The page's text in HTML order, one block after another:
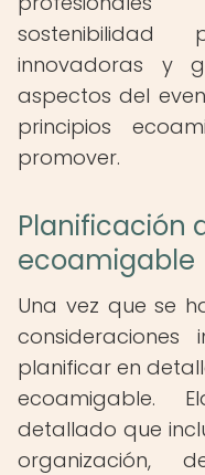
innovadoras y
aspectos del
principios
promover.
Planificación
ecoamigable
Una vez que se
planificar en
ecoamigable.
detallado que
organización,